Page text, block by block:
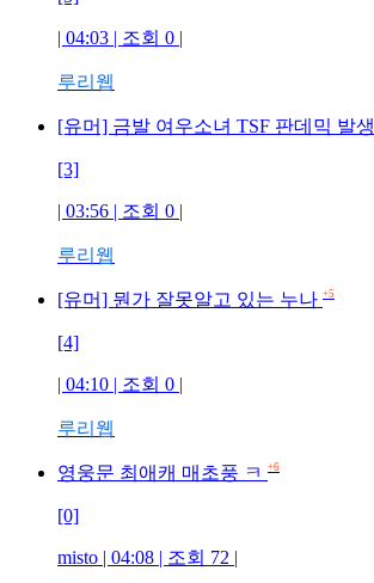
| 04:03 | 조회 0 |
루리웹
[유머] 금발 여우소녀 TSF 판데믹 발생
[3]
| 03:56 | 조회 0 |
루리웹
[유머] 뭔가 잘못알고 있는 누나 +5
[4]
| 04:10 | 조회 0 |
루리웹
영웅문 최애캐 매초풍 ㅋ +6
[0]
misto | 04:08 | 조회 72 |